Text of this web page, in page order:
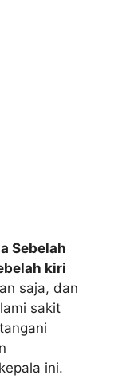
Sebelah
kiri
saja, dan
sakit
ini.